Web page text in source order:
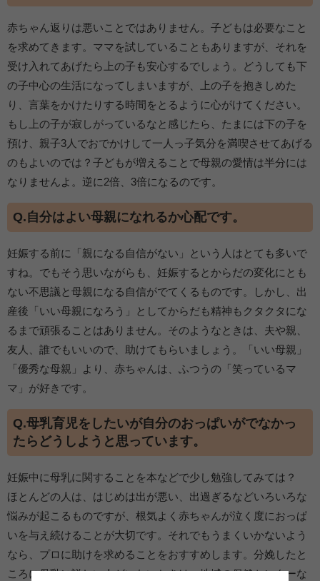
赤ちゃん返りは悪いことではありません。子どもは必要なこと
を求めてきます。ママを試していることもありますが、それを
受け入れてあげたら上の子も安心するでしょう。どうしても下
の子中心の生活になってしまいますが、上の子を抱きしめた
り、言葉をかけたりする時間をとるように心がけてください。
もし上の子が寂しがっているなと感じたら、たまには下の子を
預け、親子3人でおでかけして一人っ子気分を満喫させてあげる
のもよいのでは？子どもが増えることで母親の愛情は半分には
なりませんよ。逆に2倍、3倍になるのです。
Q.自分はよい母親になれるか心配です。
妊娠する前に「親になる自信がない」という人はとても多いで
すね。でもそう思いながらも、妊娠するとからだの変化にとも
ない不思議と母親になる自信がでてくるものです。しかし、出
産後「いい母親になろう」としてからだも精神もクタクタにな
るまで頑張ることはありません。そのようなときは、夫や親、
友人、誰でもいいので、助けてもらいましょう。「いい母親」
「優秀な母親」より、赤ちゃんは、ふつうの「笑っているマ
マ」が好きです。
Q.母乳育児をしたいが自分のおっぱいがでなかっ
たらどうしようと思っています。
妊娠中に母乳に関することを本などで少し勉強してみては？
ほとんどの人は、はじめは出が悪い、出過ぎるなどいろいろな
悩みが起こるものですが、根気よく赤ちゃんが泣く度におっぱ
いを与え続けることが大切です。それでもうまくいかないよう
なら、プロに助けを求めることをおすすめします。分娩したと
ころに母乳に詳しい人がいないときは、地域の保健センターな